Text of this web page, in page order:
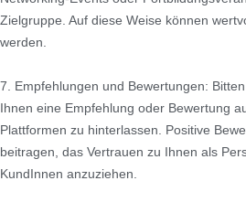
Zielgruppe. Auf diese Weise können
werden.
7. Empfehlungen und Bewertungen:
Ihnen eine Empfehlung oder Bewertung
Plattformen zu hinterlassen. Positive
beitragen, das Vertrauen zu Ihnen als
KundInnen anzuziehen.